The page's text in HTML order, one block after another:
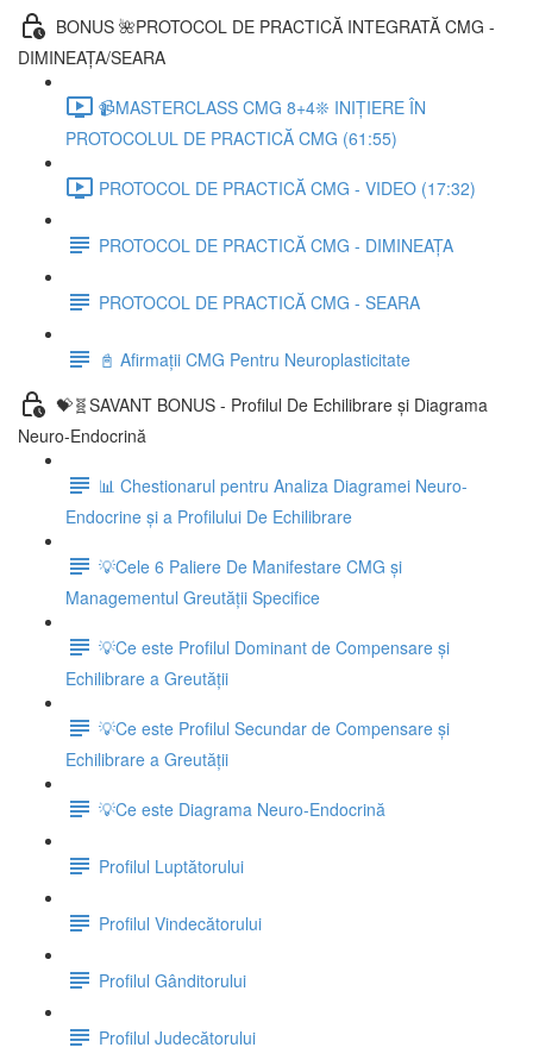
BONUS 🌺PROTOCOL DE PRACTICĂ INTEGRATĂ CMG -
DIMINEAȚA/SEARA
📹MASTERCLASS CMG 8+4❊ INIȚIERE ÎN
PROTOCOLUL DE PRACTICĂ CMG (61:55)
PROTOCOL DE PRACTICĂ CMG - VIDEO (17:32)
PROTOCOL DE PRACTICĂ CMG - DIMINEAȚA
PROTOCOL DE PRACTICĂ CMG - SEARA
📓 Afirmații CMG Pentru Neuroplasticitate
💝🧬SAVANT BONUS - Profilul De Echilibrare și Diagrama
Neuro-Endocrină
📊 Chestionarul pentru Analiza Diagramei Neuro-
Endocrine și a Profilului De Echilibrare
💡Cele 6 Paliere De Manifestare CMG și
Managementul Greutății Specifice
💡Ce este Profilul Dominant de Compensare și
Echilibrare a Greutății
💡Ce este Profilul Secundar de Compensare și
Echilibrare a Greutății
💡Ce este Diagrama Neuro-Endocrină
Profilul Luptătorului
Profilul Vindecătorului
Profilul Gânditorului
Profilul Judecătorului